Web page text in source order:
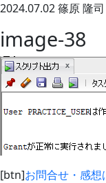
2024.07.02篠原 隆司
image-38
[btn]お問合せ・感想